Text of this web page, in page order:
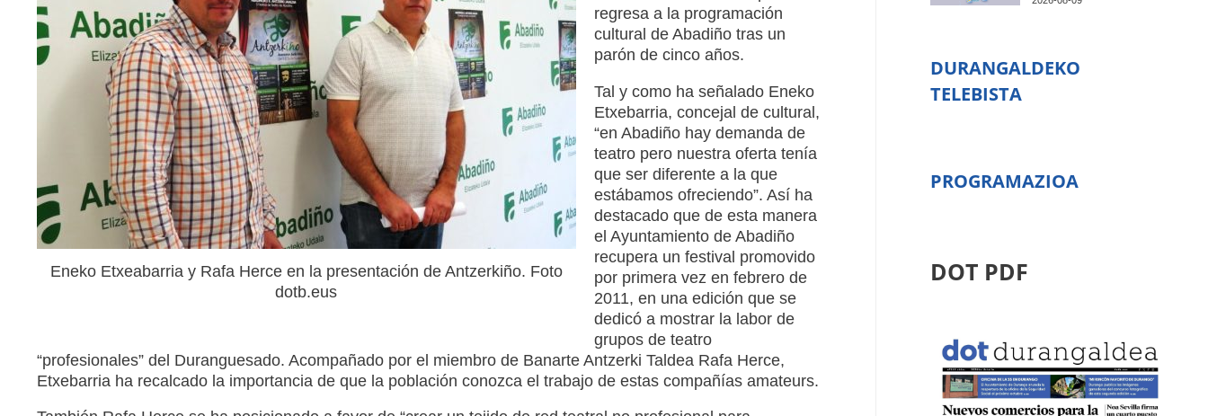
Eneko Etxeabarria y Rafa Herce en la presentación de Antzerkiño. Foto
dotb.eus
regresa a la programación
cultural de Abadiño tras un
parón de cinco años.
Tal y como ha señalado Eneko
Etxebarria, concejal de cultural,
“en Abadiño hay demanda de
teatro pero nuestra oferta tenía
que ser diferente a la que
estábamos ofreciendo”. Así ha
destacado que de esta manera
el Ayuntamiento de Abadiño
recupera un festival promovido
por primera vez en febrero de
2011, en una edición que se
dedicó a mostrar la labor de
grupos de teatro
“profesionales” del Duranguesado. Acompañado por el miembro de Banarte Antzerki Taldea Rafa Herce,
Etxebarria ha recalcado la importancia de que la población conozca el trabajo de estas compañías amateurs.
DURANGALDEKO
TELEBISTA
PROGRAMAZIOA
DOT PDF